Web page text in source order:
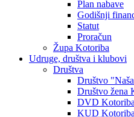
Plan nabave
Godišnji
Statut
Proračun
Župa Kotoriba
Udruge, društva i klubovi
Društva
Društvo
Društvo žena
DVD Kotoriba
KUD Kotoriba